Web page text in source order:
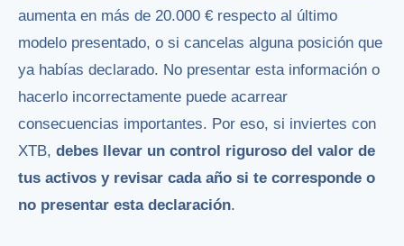
aumenta en más de 20.000 € respecto al último
modelo presentado, o si cancelas alguna posición que
ya habías declarado. No presentar esta información o
hacerlo incorrectamente puede acarrear
consecuencias importantes. Por eso, si inviertes con
XTB, debes llevar un control riguroso del valor de
tus activos y revisar cada año si te corresponde o
no presentar esta declaración.